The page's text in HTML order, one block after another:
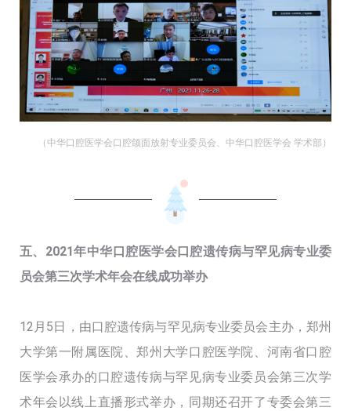
（中华口腔医学会口腔颌面放射专业委员会、中华口腔医学会 学术部）
五、2021年中华口腔医学会口腔遗传病与罕见病专业委
员会第三次学术年会在线成功举办
12月5日，由口腔遗传病与罕见病专业委员会主办，郑州
大学第一附属医院、郑州大学口腔医学院、河南省口腔
医学会承办的口腔遗传病与罕见病专业委员会第三次学
术年会以线上直播形式举办，同期还召开了专委会第三